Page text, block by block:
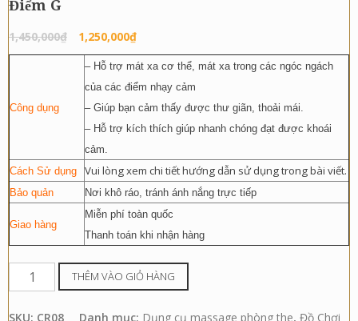
Điểm G
1,450,000₫
Giá
gốc
1,250,000₫Giá
hiện
1,250,000₫.
Công dụng
– Hỗ trợ mát xa cơ thể, mát xa trong các ngóc ngách
của các điểm nhạy cảm
– Giúp bạn cảm thấy được thư giãn, thoải mái.
– Hỗ trợ kích thích giúp nhanh chóng đạt được khoái
cảm.
Cách Sử dụng
Vui lòng xem chi tiết hướng dẫn sử dụng trong bài viết.
Bảo quản Nơi khô ráo, tránh ánh nắng trực tiếp
Giao hàng
Miễn phí toàn quốc
Thanh toán khi nhận hàng
Chày
Rung
Libo
THÊM VÀO GIỎ HÀNG
SKU: CR08 Danh mục: Dụng cụ massage phòng the, Đồ Chơi